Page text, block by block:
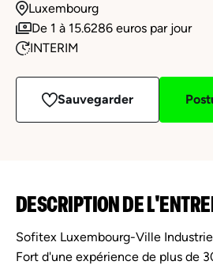
Luxembourg
De 1 à 15.6286 euros par jour
INTERIM
Sauvegarder
DESCRIPTION DE
Sofitex Luxembourg-Ville Industrie
Fort d'une expérience de plus de